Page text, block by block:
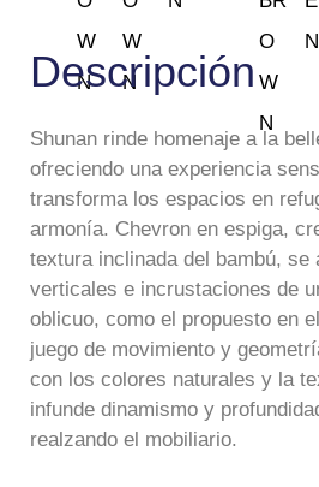
Descripción
Shunan rinde homenaje a la
ofreciendo una experiencia
transforma los espacios en
armonía. Chevron en espiga,
textura inclinada del bambú, se
verticales e incrustaciones de
oblicuo, como el propuesto en
juego de movimiento y
con los colores naturales y la
infunde dinamismo y
realzando el mobiliario.